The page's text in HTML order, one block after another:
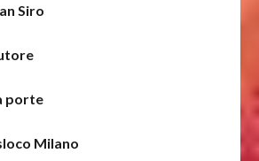
Siro
porte
Milano